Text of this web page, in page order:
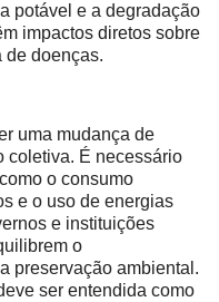
potável e a degradação
impactos diretos sobre
de doenças.
uma mudança de
coletiva. É necessário
o consumo
e o uso de energias
e instituições
o
preservação ambiental.
ser entendida como